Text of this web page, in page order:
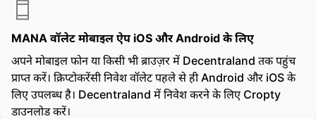
MANA वॉलेट मोबाइल ऐप iOS और Android के लिए
अपने मोबाइल फोन या किसी भी ब्राउज़र में Decentraland तक पहुंच
प्राप्त करें। क्रिप्टोकरेंसी निवेश वॉलेट पहले से ही Android और iOS के
लिए उपलब्ध है। Decentraland में निवेश करने के लिए Cropty
डाउनलोड करें।